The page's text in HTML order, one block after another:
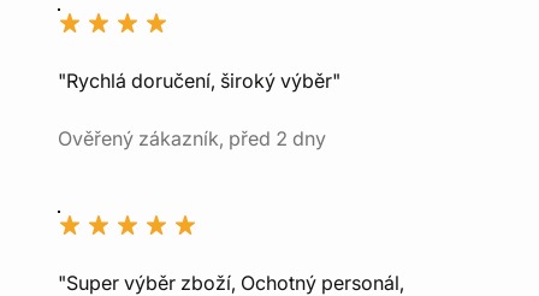
"Rychlá doručení, široký výběr"
Ověřený zákazník, před 2 dny
"Super výběr zboží, Ochotný personál,